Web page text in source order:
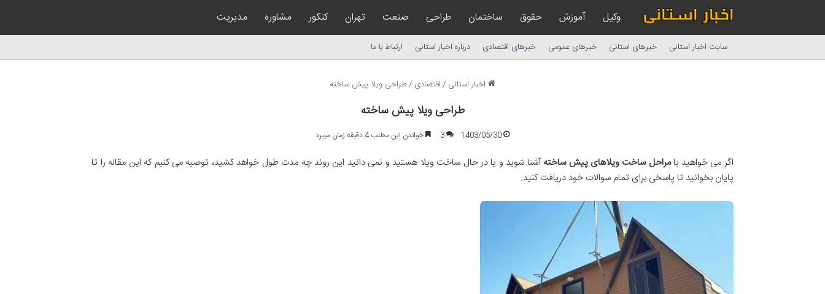
وکیل آموزش حقوق ساختمان طراحی صنعت تهران کنکور مشاوره مدیریت
سایت اخبار استانی خبرهای استانی خبرهای عمومی خبرهای اقتصادی درباره اخبار استانی ارتباط با ما
اخبار استانی /اقتصادی /طراحی ویلا پیش ساخته
طراحی ویلا پیش ساخته
1403/05/30
3 خواندن این مطلب 4 دقیقه زمان میبرد
اگر می خواهید بامراحل ساخت ویلاهای پیش ساختهآشنا شوید و یا در حال ساخت ویلا هستید و نمی دانید این روند چه مدت طول خواهد کشید، توصیه می کنیم که این مقاله را تا
پایان بخوانید تا پاسخی برای تمام سوالات خود دریافت کنید.